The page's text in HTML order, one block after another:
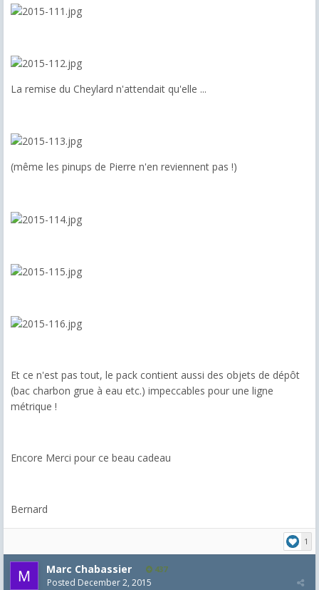
La remise du Cheylard n'attendait qu'elle ...
(même les pinups de Pierre n'en reviennent pas !)
Et ce n'est pas tout, le pack contient aussi des objets de dépôt
(bac charbon grue à eau etc.) impeccables pour une ligne
métrique !
Encore Merci pour ce beau cadeau
Bernard
1
Marc Chabassier 437
Posted December 2, 2015